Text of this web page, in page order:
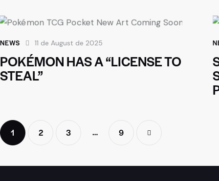
NEWS 11 de August de 2025
POKÉMON HAS A “LICENSE TO
STEAL”
1 2 3 … 9